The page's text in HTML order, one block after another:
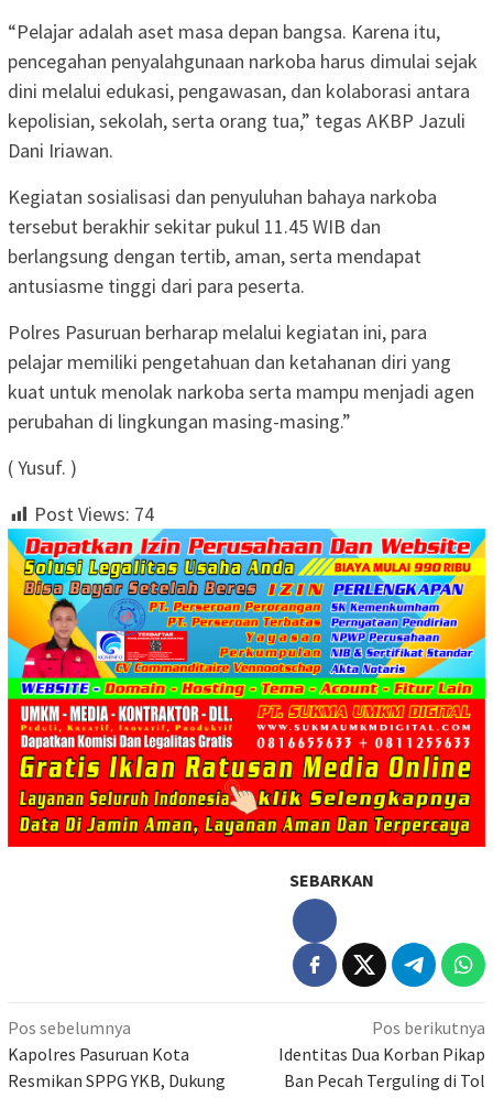
“Pelajar adalah aset masa depan bangsa. Karena itu,
pencegahan penyalahgunaan narkoba harus dimulai sejak
dini melalui edukasi, pengawasan, dan kolaborasi antara
kepolisian, sekolah, serta orang tua,” tegas AKBP Jazuli
Dani Iriawan.
Kegiatan sosialisasi dan penyuluhan bahaya narkoba
tersebut berakhir sekitar pukul 11.45 WIB dan
berlangsung dengan tertib, aman, serta mendapat
antusiasme tinggi dari para peserta.
Polres Pasuruan berharap melalui kegiatan ini, para
pelajar memiliki pengetahuan dan ketahanan diri yang
kuat untuk menolak narkoba serta mampu menjadi agen
perubahan di lingkungan masing-masing.”
( Yusuf. )
Post Views: 74
SEBARKAN
Navigasi
pos
Pos sebelumnya
Kapolres Pasuruan Kota
Resmikan SPPG YKB, Dukung
Pos berikutnya
Identitas Dua Korban Pikap
Ban Pecah Terguling di Tol